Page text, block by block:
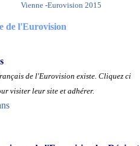
Vienne -Eurovision 2015
de l'Eurovision
de l'Eurovision existe. Cliquez ci
visiter leur site et adhérer.